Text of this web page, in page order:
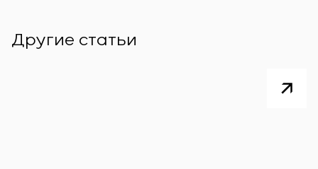
Другие статьи